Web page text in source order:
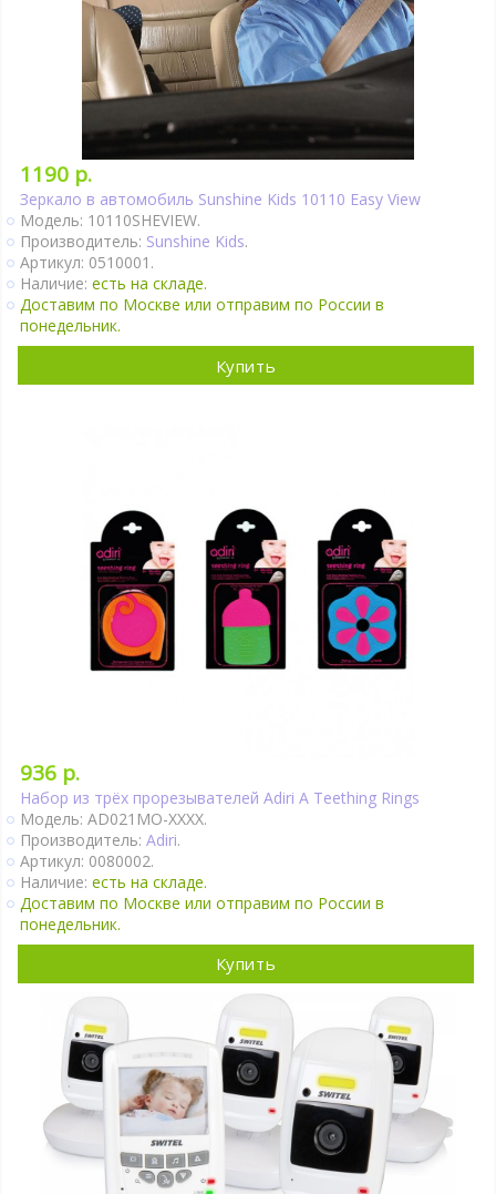
1190 р.
Зеркало в автомобиль Sunshine Kids 10110 Easy View
Модель: 10110SHEVIEW.
Производитель: Sunshine Kids.
Артикул: 0510001.
Наличие:есть на складе.
Доставим по Москве или отправим по России в
понедельник.
Купить
936 р.
Набор из трёх прорезывателей Adiri A Teething Rings
Модель: AD021MO-XXXX.
Производитель:Adiri.
Артикул: 0080002.
Наличие:есть на складе.
Доставим по Москве или отправим по России в
понедельник.
Купить